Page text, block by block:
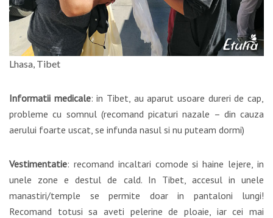
Lhasa, Tibet
Informatii medicale: in Tibet, au aparut usoare dureri de cap,
probleme cu somnul (recomand picaturi nazale – din cauza
aerului foarte uscat, se infunda nasul si nu puteam dormi)
Vestimentatie: recomand incaltari comode si haine lejere, in
unele zone e destul de cald. In Tibet, accesul in unele
manastiri/temple se permite doar in pantaloni lungi!
Recomand totusi sa aveti pelerine de ploaie, iar cei mai